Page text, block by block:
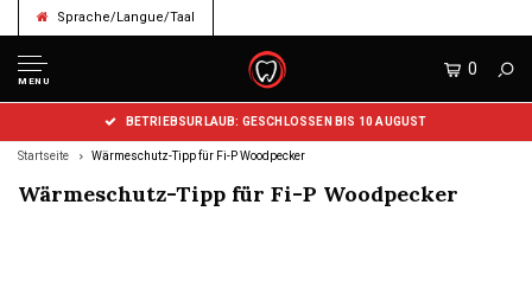
Sprache/Langue/Taal
MENU
0
BETRIEBSURLAUB: GESCHLOSSEN BIS 10 AUGUST
Startseite Wärmeschutz-Tipp für Fi-P Woodpecker
Wärmeschutz-Tipp für Fi-P Woodpecker